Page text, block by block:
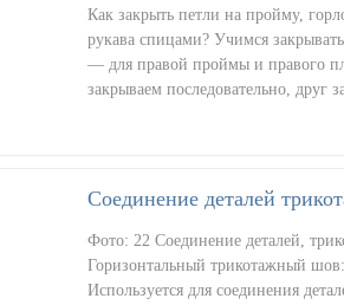
Как закрыть петли на пройму,
рукава спицами? Учимся
— для правой проймы и правого
закрываем последовательно, друг
Соединение деталей
Фото: 22 Соединение деталей,
Горизонтальный трикотажный
Используется для соединения